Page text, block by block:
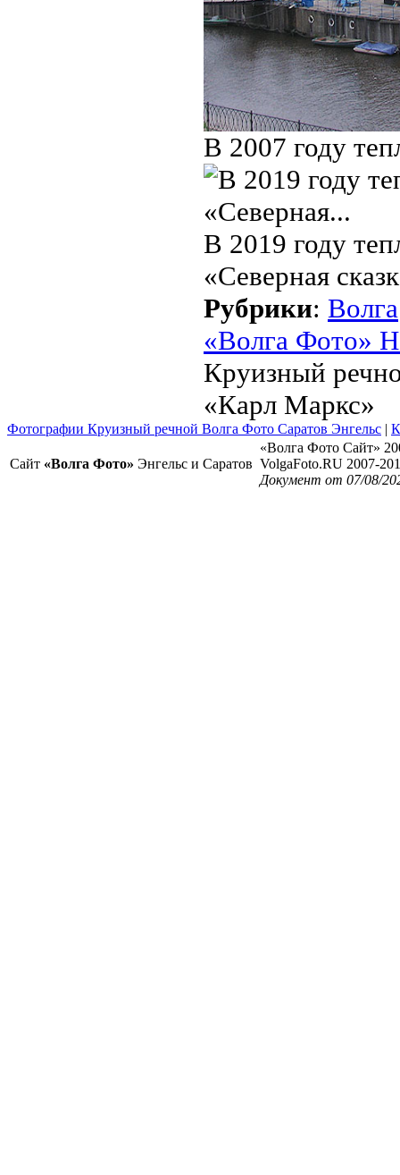
В 2007 году
В 2019 году
«Северная
Рубрики: Волга
«Волга Фото»
Круизный
«Карл Маркс»
Фотографии Круизный речной Волга Фото Саратов Энгельс |
Сайт «Волга Фото» Энгельс и Саратов
«Волга Фото Сайт»
VolgaFoto.RU 2007-
Документ от 07/08/